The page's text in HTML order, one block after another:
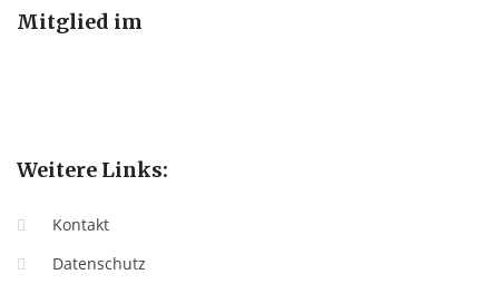
Mitglied im
Weitere Links:
Kontakt
Datenschutz